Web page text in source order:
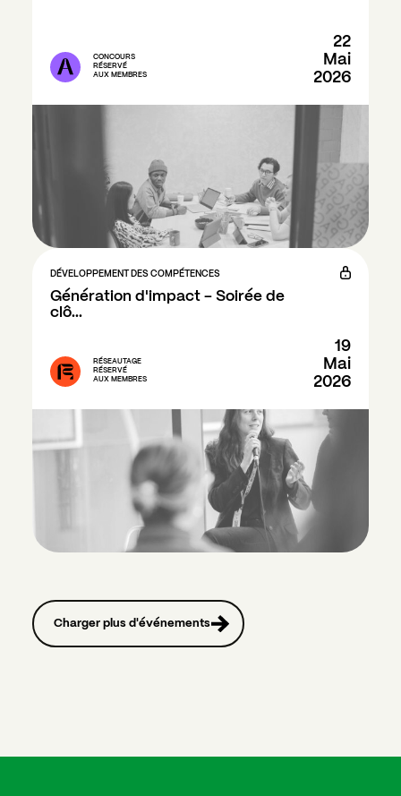
CONCOURS
RÉSERVÉ
AUX MEMBRES
22
Mai
2026
DÉVELOPPEMENT DES COMPÉTENCES
Génération d'impact - Soirée de
clô...
RÉSEAUTAGE
RÉSERVÉ
AUX MEMBRES
19
Mai
2026
Charger plus d'événements